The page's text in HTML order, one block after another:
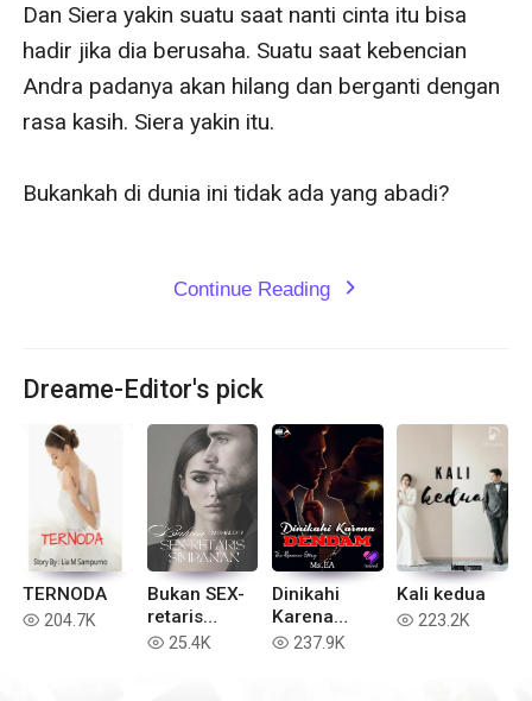
Dan Siera yakin suatu saat nanti cinta itu bisa
hadir jika dia berusaha. Suatu saat kebencian
Andra padanya akan hilang dan berganti dengan
rasa kasih. Siera yakin itu.
Bukankah di dunia ini tidak ada yang abadi?
Continue Reading expand_more
Dreame-Editor's pick
TERNODA
read 204.7K
Bukan SEX-
retaris
Simpanan
read 25.4K
Dinikahi
Karena
Dendam
read 237.9K
Kali kedua
read 223.2K